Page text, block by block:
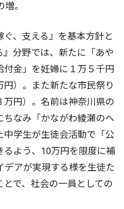
。
、支える』を基本方針と
』分野では、新たに「あや
金」を妊婦に１万５千円
）。また新たな市民祭り
円）。名前は神奈川県の
ちなみ「かながわ綾瀬のへ
中学生が生徒会活動で「公
よう、10万円を限度に補
デアが実現する様を生徒た
で、社会の一員としての